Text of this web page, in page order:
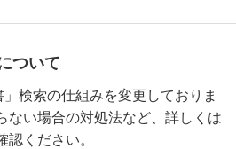
ついて
検索の仕組みを変更しておりま
ない場合の対処法など、詳しくは
認ください。